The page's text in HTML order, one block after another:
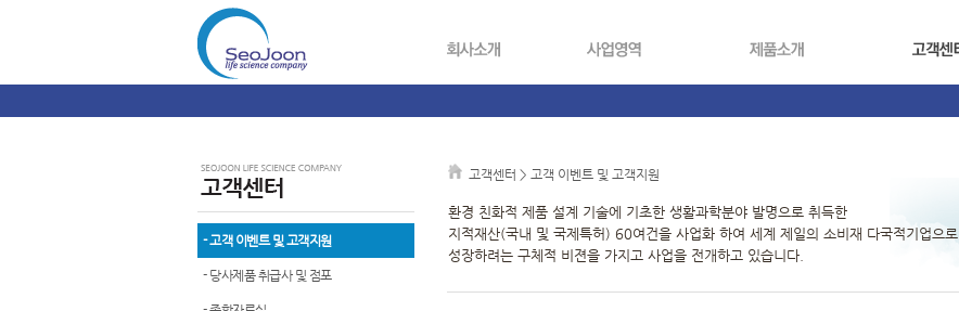
- 고객 이벤트 및 고객지원
- 당사제품 취급사 및 점포
고객센터 > 고객 이벤트 및 고객지원
환경 친화적 제품 설계 기술에 기초한 생활과학분야 발명으로 취득한
지적재산(국내 및 국제특허) 60여건을 사업화 하여 세계 제일의 소비재 다국적기업으로
성장하려는 구체적 비젼을 가지고 사업을 전개하고 있습니다.